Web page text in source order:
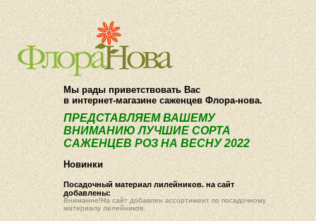
О компании Как купить
Мы рады приветствовать Вас
в интернет-магазине саженцев Флора-нова.
ПРЕДСТАВЛЯЕМ ВАШЕМУ
ВНИМАНИЮ ЛУЧШИЕ СОРТА
САЖЕНЦЕВ РОЗ НА ВЕСНУ 2022
Новинки
Посадочный материал лилейников. на сайт
добавлены:
Внимание!На сайт добавлен ассортимент по посадочному
материалу лилейников.